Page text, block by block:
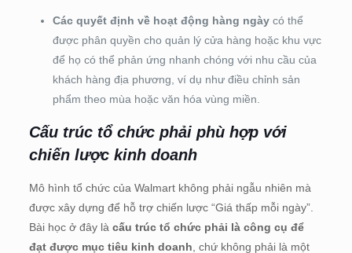
Các quyết định về hoạt động hàng ngàycó thể
được phân quyền cho quản lý cửa hàng hoặc khu vực
để họ có thể phản ứng nhanh chóng với nhu cầu của
khách hàng địa phương, ví dụ như điều chỉnh sản
phẩm theo mùa hoặc văn hóa vùng miền.
Cấu trúc tổ chức phải phù hợp với
chiến lược kinh doanh
Mô hình tổ chức của Walmart không phải ngẫu nhiên mà
được xây dựng để hỗ trợ chiến lược “Giá thấp mỗi ngày”.
Bài học ở đây là cấu trúc tổ chức phải là công cụ để
đạt được mục tiêu kinh doanh , chứ không phải là một